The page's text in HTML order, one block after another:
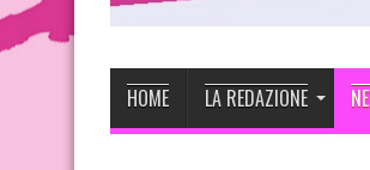
HOME LA REDAZIONE